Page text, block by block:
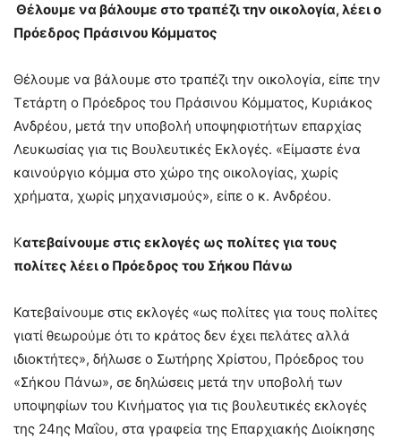
Θέλουμε να βάλουμε στο τραπέζι την οικολογία, λέει ο
Πρόεδρος Πράσινου Κόμματος
Θέλουμε να βάλουμε στο τραπέζι την οικολογία, είπε την
Τετάρτη ο Πρόεδρος του Πράσινου Κόμματος, Κυριάκος
Ανδρέου, μετά την υποβολή υποψηφιοτήτων επαρχίας
Λευκωσίας για τις Βουλευτικές Εκλογές. «Είμαστε ένα
καινούργιο κόμμα στο χώρο της οικολογίας, χωρίς
χρήματα, χωρίς μηχανισμούς», είπε ο κ. Ανδρέου.
Κατεβαίνουμε στις εκλογές ως πολίτες για τους
πολίτες λέει ο Πρόεδρος του Σήκου Πάνω
Κατεβαίνουμε στις εκλογές «ως πολίτες για τους πολίτες
γιατί θεωρούμε ότι το κράτος δεν έχει πελάτες αλλά
ιδιοκτήτες», δήλωσε ο Σωτήρης Χρίστου, Πρόεδρος του
«Σήκου Πάνω», σε δηλώσεις μετά την υποβολή των
υποψηφίων του Κινήματος για τις βουλευτικές εκλογές
της 24ης Μαΐου, στα γραφεία της Επαρχιακής Διοίκησης